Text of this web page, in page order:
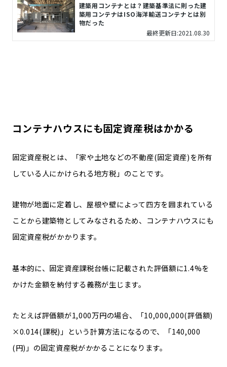
建築用コンテナとは？建築基準法に則った建
築用コンテナはISO海洋輸送コンテナとは別
物だった
最終更新日:2021.08.30
コンテナハウスにも固定資産税はかかる
固定資産税とは、「家や土地などの不動産(固定資産)を所有
している人にかけられる地方税」のことです。
建物が地面に定着し、屋根や壁によって四方を囲まれている
ことから建築物としてみなされるため、コンテナハウスにも
固定資産税がかかります。
基本的に、固定資産課税台帳に記載された評価額に1.4%を
かけた金額を納付する義務が生じます。
たとえば評価額が1,000万円の場合、「10,000,000(評価額)
×0.014(課税)」という計算方法になるので、「140,000
(円)」の固定資産税がかかることになります。